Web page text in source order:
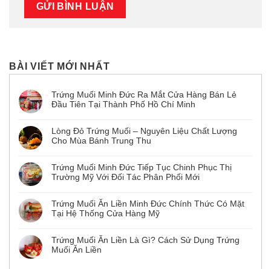
BÀI VIẾT MỚI NHẤT
Trứng Muối Minh Đức Ra Mắt Cửa Hàng Bán Lẻ
Đầu Tiên Tại Thành Phố Hồ Chí Minh
Lòng Đỏ Trứng Muối – Nguyên Liệu Chất Lượng
Cho Mùa Bánh Trung Thu
Trứng Muối Minh Đức Tiếp Tục Chinh Phục Thị
Trường Mỹ Với Đối Tác Phân Phối Mới
Trứng Muối Ăn Liền Minh Đức Chính Thức Có Mặt
Tại Hệ Thống Cửa Hàng Mỹ
Trứng Muối Ăn Liền Là Gì? Cách Sử Dụng Trứng
Muối Ăn Liền